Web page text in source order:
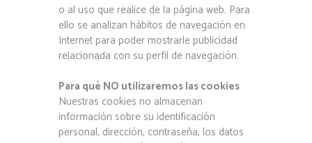
o al uso que realice de la página web. Para
ello se analizan hábitos de navegación en
Internet para poder mostrarle publicidad
relacionada con su perfil de navegación.
Para qué NO utilizaremos las cookies
Nuestras cookies no almacenan
información sobre su identificación
personal, dirección, contraseña, los datos